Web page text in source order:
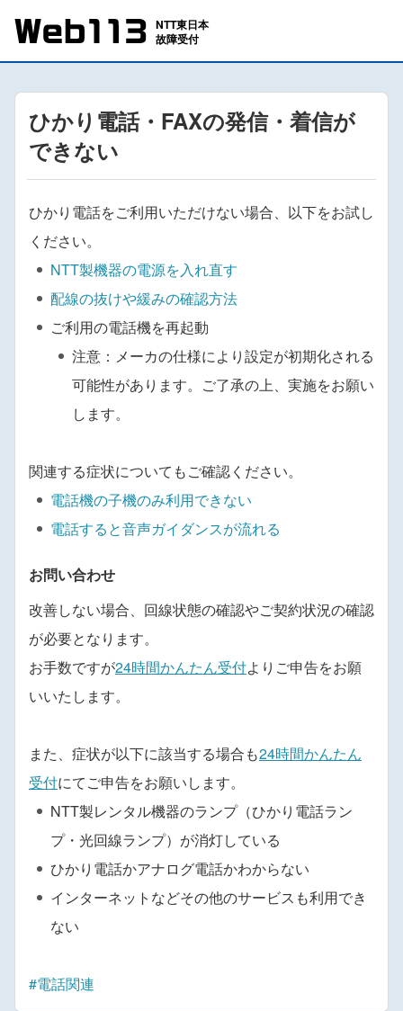
ひかり電話・FAXの発信・着信が
できない
ひかり電話をご利用いただけない場合、以下をお試し
ください。
NTT製機器の電源を入れ直す
配線の抜けや緩みの確認方法
ご利用の電話機を再起動
注意：メーカの仕様により設定が初期化される
可能性があります。ご了承の上、実施をお願い
します。
関連する症状についてもご確認ください。
電話機の子機のみ利用できない
電話すると音声ガイダンスが流れる
お問い合わせ
改善しない場合、回線状態の確認やご契約状況の確認
が必要となります。
お手数ですが24時間かんたん受付よりご申告をお願
いいたします。
また、症状が以下に該当する場合も24時間かんたん
受付にてご申告をお願いします。
NTT製レンタル機器のランプ（ひかり電話ラン
プ・光回線ランプ）が消灯している
ひかり電話かアナログ電話かわからない
インターネットなどその他のサービスも利用でき
ない
#電話関連